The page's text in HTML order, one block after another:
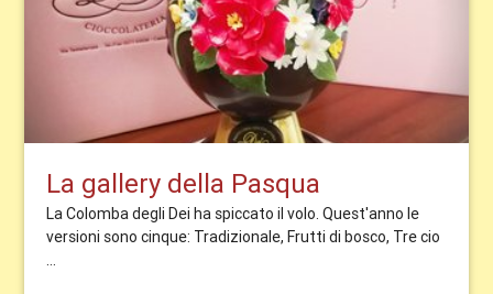
La gallery della Pasqua
La Colomba degli Dei ha spiccato il volo. Quest'anno le
versioni sono cinque: Tradizionale, Frutti di bosco, Tre cio
...